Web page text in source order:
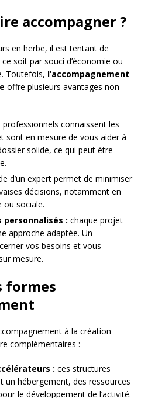
accompagner ?
en herbe, il est tentant de
soit par souci d’économie ou
Toutefois, l’accompagnement
offre plusieurs avantages non
professionnels connaissent les
sont en mesure de vous aider à
solide, ce qui peut être
d’un expert permet de minimiser
décisions, notamment en
ou sociale.
personnalisés : chaque projet
approche adaptée. Un
vos besoins et vous
mesure.
formes
à la création
complémentaires :
: ces structures
un hébergement, des ressources
le développement de l’activité.